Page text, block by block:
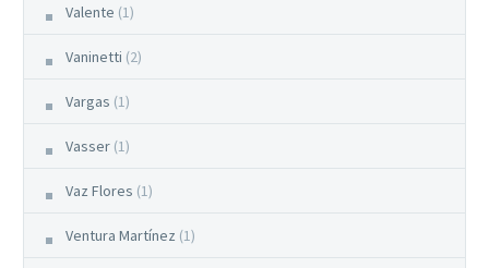
Valente (1)
Vaninetti (2)
Vargas (1)
Vasser (1)
Vaz Flores (1)
Ventura Martínez (1)